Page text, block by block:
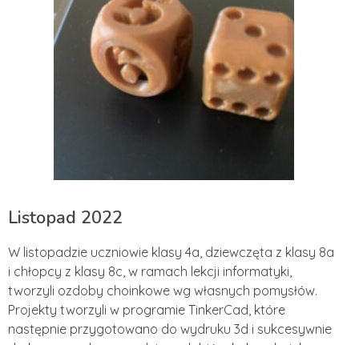
Listopad 2022
W listopadzie uczniowie klasy 4a, dziewczęta z klasy 8a
i chłopcy z klasy 8c, w ramach lekcji informatyki,
tworzyli ozdoby choinkowe wg własnych pomysłów.
Projekty tworzyli w programie TinkerCad, które
następnie przygotowano do wydruku 3d i sukcesywnie